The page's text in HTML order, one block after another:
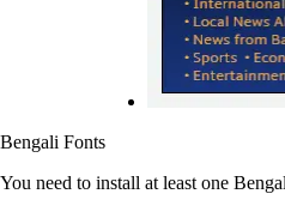
Bengali Fonts
You need to install at least one